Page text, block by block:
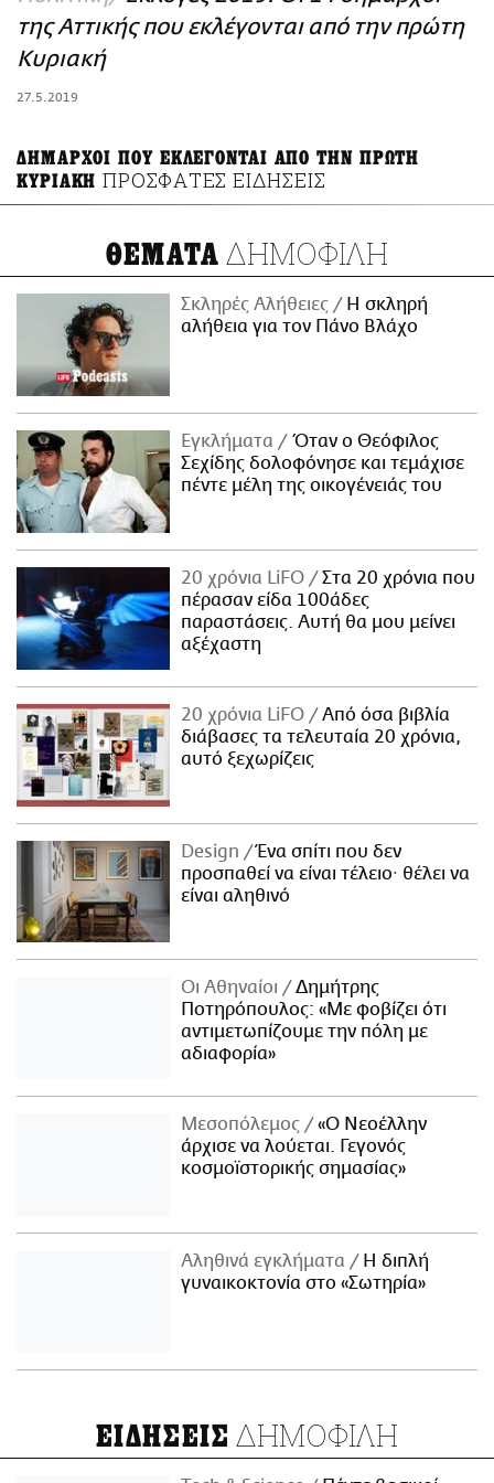
ΑΜΠΑ
PRINT
της Αττικής που εκλέγονται από την πρώτη
Κυριακή
27.5.2019
ΔΗΜΑΡΧΟΙ ΠΟΥ ΕΚΛΕΓΟΝΤΑΙ ΑΠΟ ΤΗΝ ΠΡΩΤΗ
ΚΥΡΙΑΚΗ ΠΡΟΣΦΑΤΕΣ ΕΙΔΗΣΕΙΣ
ΘΕΜΑΤΑ ΔΗΜΟΦΙΛΗ
Σκληρές Αλήθειες
H σκληρή
αλήθεια για τον Πάνο Βλάχο
Εγκλήματα
Όταν ο Θεόφιλος
Σεχίδης δολοφόνησε και τεμάχισε
πέντε μέλη της οικογένειάς του
20 χρόνια LiFO
Στα 20 χρόνια που
πέρασαν είδα 100άδες
παραστάσεις. Αυτή θα μου μείνει
αξέχαστη
20 χρόνια LiFO
Από όσα βιβλία
διάβασες τα τελευταία 20 χρόνια,
αυτό ξεχωρίζεις
Design
Ένα σπίτι που δεν
προσπαθεί να είναι τέλειο· θέλει να
είναι αληθινό
Οι Αθηναίοι
Δημήτρης
Ποτηρόπουλος: «Με φοβίζει ότι
αντιμετωπίζουμε την πόλη με
αδιαφορία»
Μεσοπόλεμος
«Ο Νεοέλλην
άρχισε να λούεται. Γεγονός
κοσμοϊστορικής σημασίας»
Αληθινά εγκλήματα
Η διπλή
γυναικοκτονία στο «Σωτηρία»
ΕΙΔΗΣΕΙΣ ΔΗΜΟΦΙΛΗ